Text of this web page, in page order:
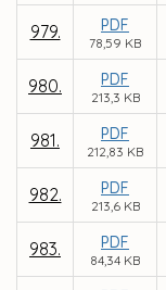
979. PDF
78,59 KB
980. PDF
213,3 KB
981. PDF
212,83 KB
982. PDF
213,6 KB
983. PDF
84,34 KB